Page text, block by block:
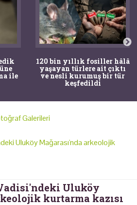
ile
120 bin yıllık fosiller hâlâ
yaşayan türlere ait çıktı
ve nesli kurumuş bir tür
keşfedildi
Galerileri
Uluköy Mağarası'nda arkeolojik
Uluköy
kurtarma kazısı